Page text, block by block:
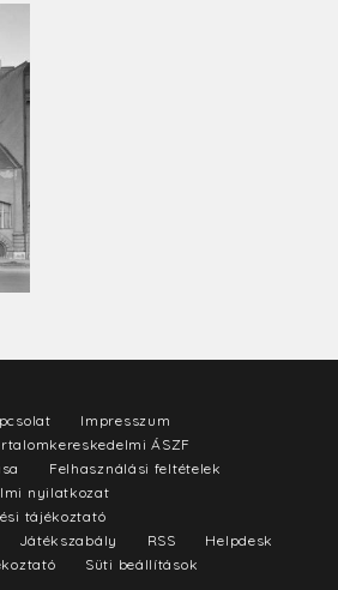
Impresszum
ÁSZF
Felhasználási feltételek
nyilatkozat
tájékoztató
Játékszabály RSS
Helpdesk
Süti beállítások